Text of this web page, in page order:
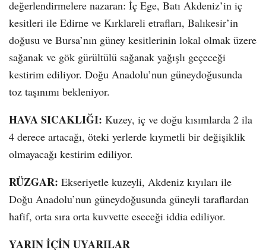
değerlendirmelere nazaran: İç Ege, Batı Akdeniz’in iç
kesitleri ile Edirne ve Kırklareli etrafları, Balıkesir’in
doğusu ve Bursa’nın güney kesitlerinin lokal olmak üzere
sağanak ve gök gürültülü sağanak yağışlı geçeceği
kestirim ediliyor. Doğu Anadolu’nun güneydoğusunda
toz taşınımı bekleniyor.
HAVA SICAKLIĞI: Kuzey, iç ve doğu kısımlarda 2 ila
4 derece artacağı, öteki yerlerde kıymetli bir değişiklik
olmayacağı kestirim ediliyor.
RÜZGAR: Ekseriyetle kuzeyli, Akdeniz kıyıları ile
Doğu Anadolu’nun güneydoğusunda güneyli taraflardan
hafif, orta sıra orta kuvvette eseceği iddia ediliyor.
YARIN İÇİN UYARILAR